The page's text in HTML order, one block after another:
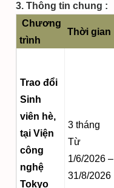
3. Thông tin chung :
Chương
trình
Thời gian
Trao đổi
Sinh
viên hè,
tại Viện
công
nghệ
Tokyo
3 tháng
Từ
1/6/2026 –
31/8/2026